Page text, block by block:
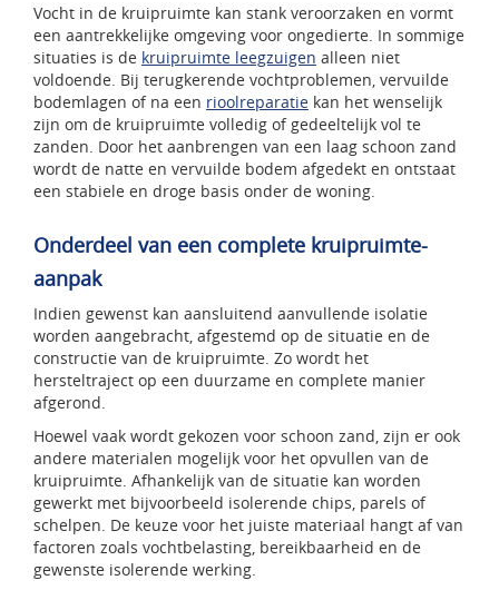
Vocht in de kruipruimte kan stank veroorzaken en vormt
een aantrekkelijke omgeving voor ongedierte. In sommige
situaties is de kruipruimte leegzuigen alleen niet
voldoende. Bij terugkerende vochtproblemen, vervuilde
bodemlagen of na een rioolreparatie kan het wenselijk
zijn om de kruipruimte volledig of gedeeltelijk vol te
zanden. Door het aanbrengen van een laag schoon zand
wordt de natte en vervuilde bodem afgedekt en ontstaat
een stabiele en droge basis onder de woning.
Onderdeel van een complete kruipruimte-
aanpak
Indien gewenst kan aansluitend aanvullende isolatie
worden aangebracht, afgestemd op de situatie en de
constructie van de kruipruimte. Zo wordt het
hersteltraject op een duurzame en complete manier
afgerond.
Hoewel vaak wordt gekozen voor schoon zand, zijn er ook
andere materialen mogelijk voor het opvullen van de
kruipruimte. Afhankelijk van de situatie kan worden
gewerkt met bijvoorbeeld isolerende chips, parels of
schelpen. De keuze voor het juiste materiaal hangt af van
factoren zoals vochtbelasting, bereikbaarheid en de
gewenste isolerende werking.